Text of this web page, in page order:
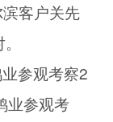
客户关先
参观考察2
业参观考